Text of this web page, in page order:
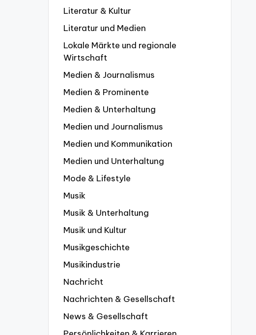
Literatur & Kultur
Literatur und Medien
Lokale Märkte und regionale
Wirtschaft
Medien & Journalismus
Medien & Prominente
Medien & Unterhaltung
Medien und Journalismus
Medien und Kommunikation
Medien und Unterhaltung
Mode & Lifestyle
Musik
Musik & Unterhaltung
Musik und Kultur
Musikgeschichte
Musikindustrie
Nachricht
Nachrichten & Gesellschaft
News & Gesellschaft